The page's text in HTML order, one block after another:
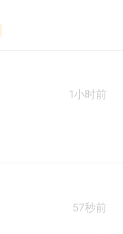
1小时前
57秒前